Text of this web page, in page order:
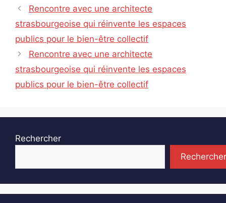
Rencontre avec une architecte
strasbourgeoise qui réinvente les espaces
publics pour le bien-être collectif
Rencontre avec une architecte
strasbourgeoise qui réinvente les espaces
publics pour le bien-être collectif
Rechercher
Rechercher